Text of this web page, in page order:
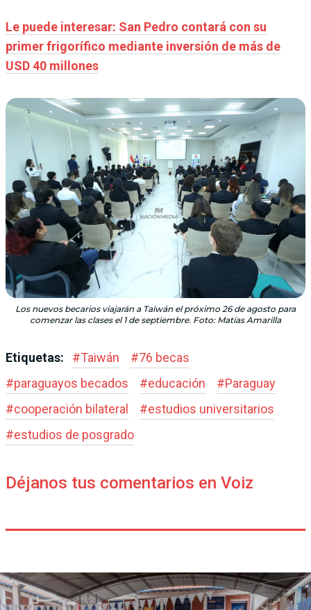
Le puede interesar: San Pedro contará con su
primer frigorífico mediante inversión de más de
USD 40 millones
Los nuevos becarios viajarán a Taiwán el próximo 26 de agosto para
comenzar las clases el 1 de septiembre. Foto: Matías Amarilla
Etiquetas: #Taiwán #76 becas
#paraguayos becados #educación #Paraguay
#cooperación bilateral #estudios universitarios
#estudios de posgrado
Déjanos tus comentarios en Voiz